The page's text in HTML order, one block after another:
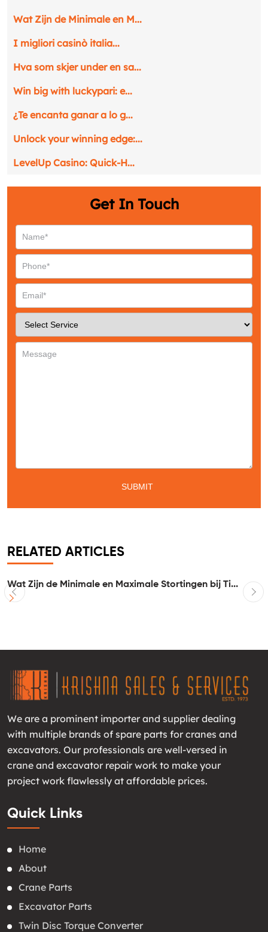
Phone
Service
Message*
Wat Zijn de Minimale en M...
I migliori casinò italia...
Hva som skjer under en sa...
Win big with luckypari: e...
¿Te encanta ganar a lo g...
Unlock your winning edge:...
LevelUp Casino: Quick‑H...
Get In Touch
RELATED ARTICLES
Wat Zijn de Minimale en Maximale Stortingen bij Ti...
We are a prominent importer and supplier dealing
with multiple brands of spare parts for cranes and
excavators. Our professionals are well-versed in
crane and excavator repair work to make your
project work flawlessly at affordable prices.
Quick Links
Home
About
Crane Parts
Excavator Parts
Twin Disc Torque Converter